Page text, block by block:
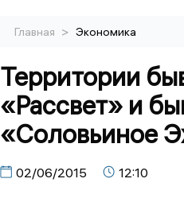
Главная > Экономика
Территории
«Рассвет» и
«Соловьиное
02/06/2015 12:10